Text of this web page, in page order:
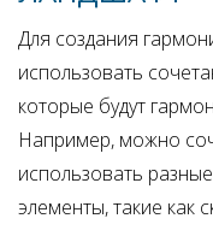
Для создания
использовать
которые будут
Например, можно
использовать
элементы, такие как